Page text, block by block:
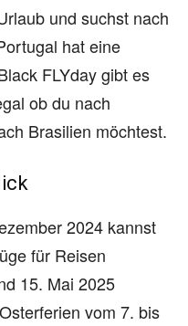
und suchst nach
hat eine
FLYday gibt es
ob du nach
Brasilien möchtest.
2024 kannst
für Reisen
15. Mai 2025
vom 7. bis